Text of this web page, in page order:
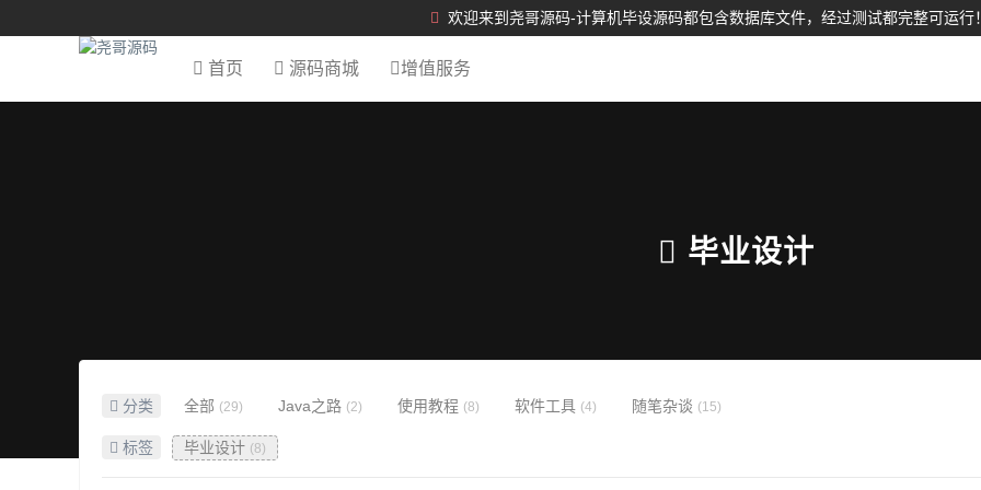
欢迎来到尧哥源码-计算机毕设源码都包含数据库文件，经过测试都完整可运行
首页 源码商城 增值服务
毕业设计
分类 全部 (29) Java之路 (2) 使用教程 (8) 软件工具 (4) 随笔杂谈 (15)
标签 毕业设计 (8)